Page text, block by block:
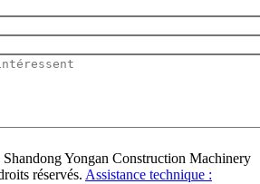
Yongan Construction Machinery
réservés. Assistance technique :